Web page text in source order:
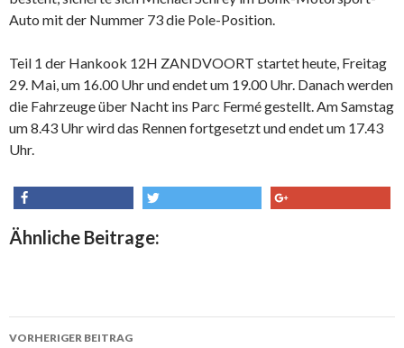
Auto mit der Nummer 73 die Pole-Position.
Teil 1 der Hankook 12H ZANDVOORT startet heute, Freitag
29. Mai, um 16.00 Uhr und endet um 19.00 Uhr. Danach werden
die Fahrzeuge über Nacht ins Parc Fermé gestellt. Am Samstag
um 8.43 Uhr wird das Rennen fortgesetzt und endet um 17.43
Uhr.
share
Ähnliche Beitrage:
VORHERIGER BEITRAG